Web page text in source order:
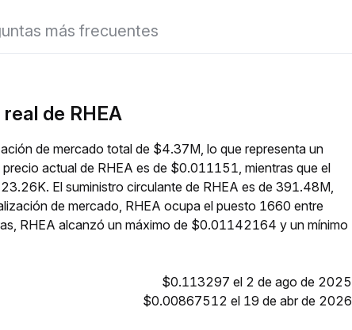
más frecuentes
de RHEA
de mercado total de $4.37M, lo que representa un
actual de RHEA es de $0.011151, mientras que el
El suministro circulante de RHEA es de 391.48M,
de mercado, RHEA ocupa el puesto 1660 entre
RHEA alcanzó un máximo de $0.01142164 y un mínimo
$0.113297 el 2 de ago de 2025
$0.00867512 el 19 de abr de 2026